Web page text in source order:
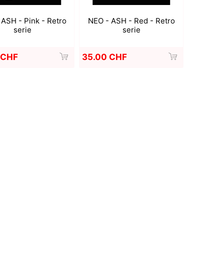
ASH - Pink - Retro
serie
NEO - ASH - Red - Retro
serie
35.00 CHF